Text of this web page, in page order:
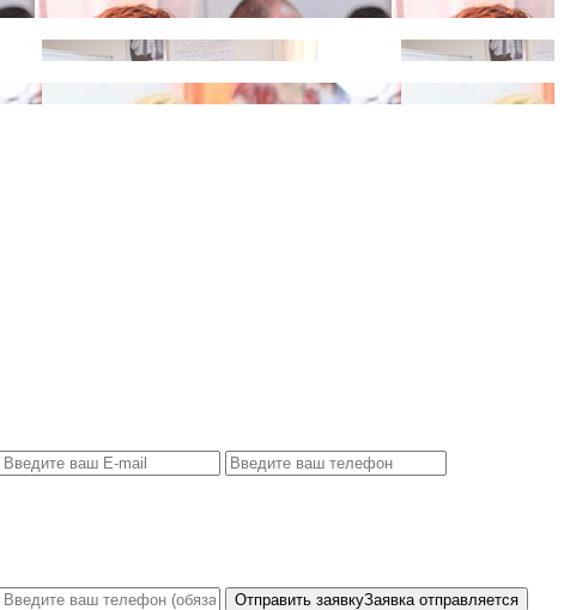
Отправить заявкуЗаявка отправляется